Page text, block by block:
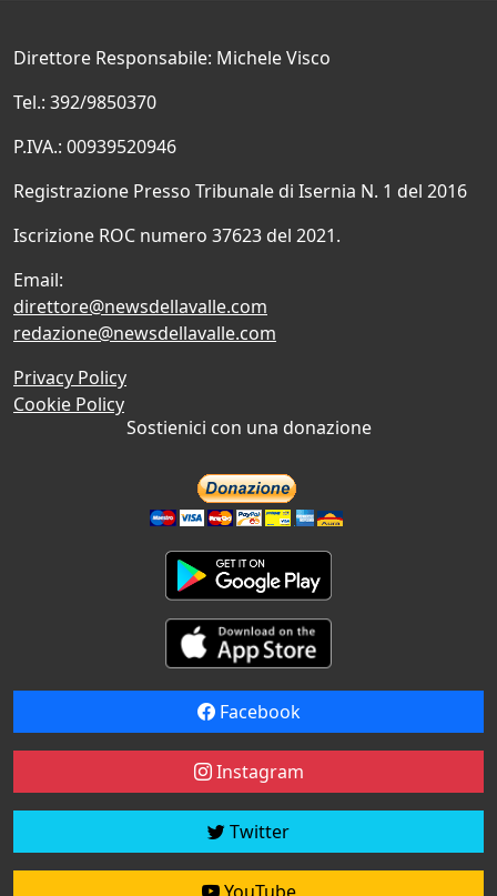
Direttore Responsabile: Michele Visco
Tel.: 392/9850370
P.IVA.: 00939520946
Registrazione Presso Tribunale di Isernia N. 1 del 2016
Iscrizione ROC numero 37623 del 2021.
Email:
direttore@newsdellavalle.com
redazione@newsdellavalle.com
Privacy Policy
Cookie Policy
Sostienici con una donazione
Facebook
Instagram
Twitter